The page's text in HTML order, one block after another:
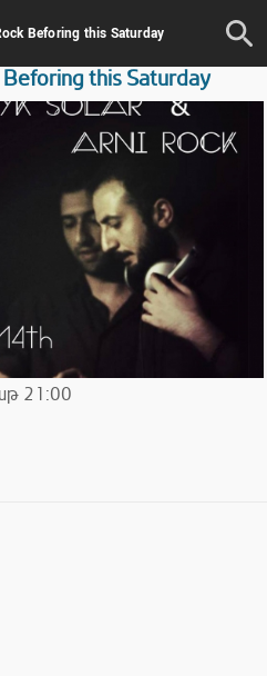
Beforing this Saturday
Beforing this Saturday
21:00